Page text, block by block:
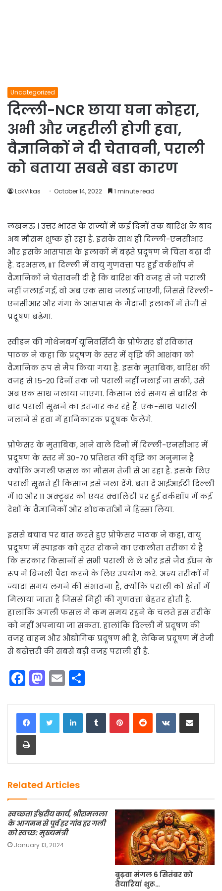
Uncategorized
दिल्ली-NCR छाया घना कोहरा,
अभी और जहरीली होगी हवा,
वैज्ञानिकों ने दी चेतावनी, पराली
को बताया सबसे बडा कारण
LokVikas October 14, 2022 1 minute read
लखनऊ । उत्तर भारत के राज्यों में कई दिनों तक बारिश के बाद
अब मौसम शुष्क हो रहा है. इसके साथ ही दिल्ली-एनसीआर
और इसके आसपास के इलाकों में बढ़ते प्रदूषण ने चिंता बढ़ा दी
है. दरअसल, IIT दिल्ली में वायु गुणवत्ता पर हुई वर्कशॉप में
वैज्ञानिकों ने चेतावनी दी है कि बारिश की वजह से जो पराली
नहीं जलाई गई, वो अब एक साथ जलाई जाएगी, जिससे दिल्ली-
एनसीआर और गंगा के आसपास के मैदानी इलाकों में तेजी से
प्रदूषण बढ़ेगा.
स्वीडन की गोथेनबर्ग यूनिवर्सिटी के प्रोफेसर डॉ रविकांत
पाठक ने कहा कि प्रदूषण के स्तर में वृद्धि की आशंका को
वैज्ञानिक रूप से मैप किया गया है. इसके मुताबिक, बारिश की
वजह से 15-20 दिनों तक जो पराली नहीं जलाई जा सकी, उसे
अब एक साथ जलाया जाएगा. किसान लंबे समय से बारिश के
बाद पराली सूखने का इंतजार कर रहे हैं. एक-साथ पराली
जलाने से हवा में हानिकारक प्रदूषक फैलेंगे.
प्रोफेसर के मुताबिक, आने वाले दिनों में दिल्ली-एनसीआर में
प्रदूषण के स्तर में 30-70 प्रतिशत की वृद्धि का अनुमान है
क्योंकि अगली फसल का मौसम तेजी से आ रहा है. इसके लिए
पराली सूखते ही किसान इसे जला देंगे. बता दें आईआईटी दिल्ली
में 10 और 11 अक्टूबर को एयर क्वालिटी पर हुई वर्कशॉप में कई
देशों के वैज्ञानिकों और शोधकर्ताओं ने हिस्सा लिया.
इससे बचाव पर बात करते हुए प्रोफेसर पाठक ने कहा, वायु
प्रदूषण में स्पाइक को तुरंत रोकने का एकलौता तरीका ये है
कि सरकार किसानों से सभी पराली ले ले और इसे जैव ईंधन के
रूप में बिजली पैदा करने के लिए उपयोग करे. अन्य तरीकों में
ज्यादा समय लगने की संभावना है, क्योंकि पराली को खेतों में
मिलाया जाता है जिससे मिट्टी की गुणवत्ता बेहतर होती है.
हालांकि अगली फसल में कम समय रहने के चलते इस तरीके
को नहीं अपनाया जा सकता. हालांकि दिल्ली में प्रदूषण की
वजह वाहन और औद्योगिक प्रदूषण भी है, लेकिन प्रदूषण में तेजी
से बढ़ोत्तरी की सबसे बड़ी वजह पराली ही है.
F
a
c
e
b
o
k
M
a
st
o
o
E
m
ai ar
LinkedInTumblrPinterestReddit VKontakteShare via Email
Print
Related Articles
स्वच्छता ईश्वरीय कार्य, श्रीरामलला
के आगमन से पूर्व हर गांव हर गली
को स्वच्छ: मुख्यमंत्री
January 13, 2024
बुढ़वा मंगल 6 सितंबर को
तैयारियां शुरू…